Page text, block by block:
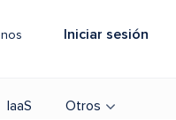
Iniciar sesión
IaaS Otros